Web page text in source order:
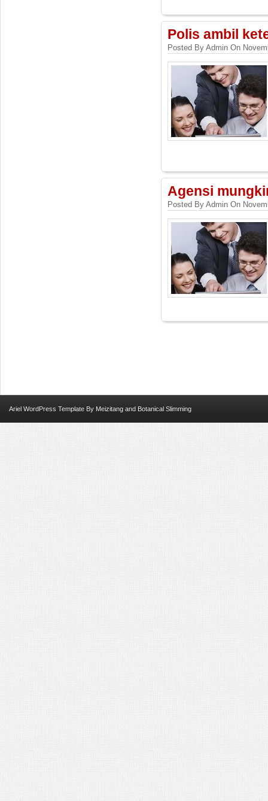
Polis ambil
Posted By Admin On
Agensi
Posted By Admin On
Ariel WordPress Template By Meizitang and Botanical Slimming